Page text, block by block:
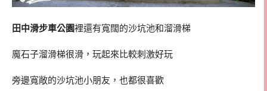
田中滑步車公園裡還有寬闊的沙坑池和溜滑梯
魔石子溜滑梯很滑，玩起來比較刺激好玩
旁邊寬敞的沙坑池小朋友，也都很喜歡